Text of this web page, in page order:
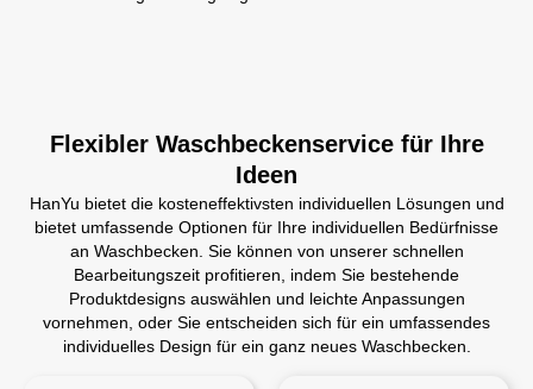
Flexibler Waschbeckenservice für Ihre
Ideen
HanYu bietet die kosteneffektivsten individuellen Lösungen und
bietet umfassende Optionen für Ihre individuellen Bedürfnisse
an Waschbecken. Sie können von unserer schnellen
Bearbeitungszeit profitieren, indem Sie bestehende
Produktdesigns auswählen und leichte Anpassungen
vornehmen, oder Sie entscheiden sich für ein umfassendes
individuelles Design für ein ganz neues Waschbecken.